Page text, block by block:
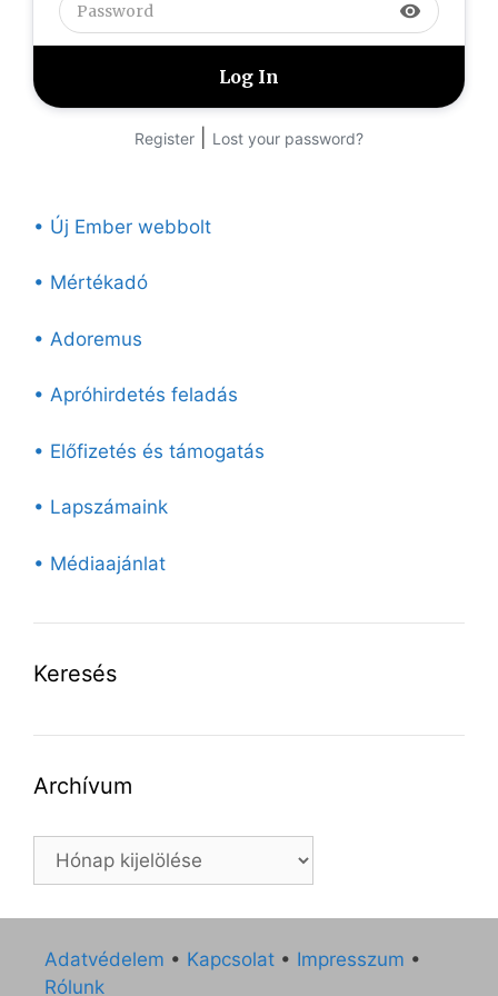
visibility
Register Lost your password?
• Új Ember webbolt
• Mértékadó
• Adoremus
• Apróhirdetés feladás
• Előfizetés és támogatás
• Lapszámaink
• Médiaajánlat
Keresés
Archívum
Archívum
Adatvédelem • Kapcsolat • Impresszum •
Rólunk